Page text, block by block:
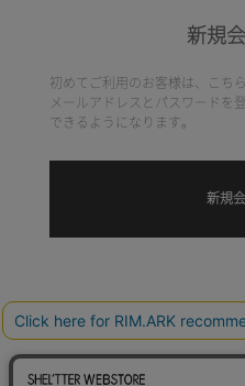
新規
初めてご利用のお客様は、こち
メールアドレスとパスワードを
できるようになります。